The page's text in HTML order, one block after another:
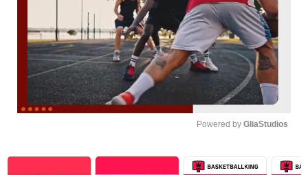
Powered by GliaStudios